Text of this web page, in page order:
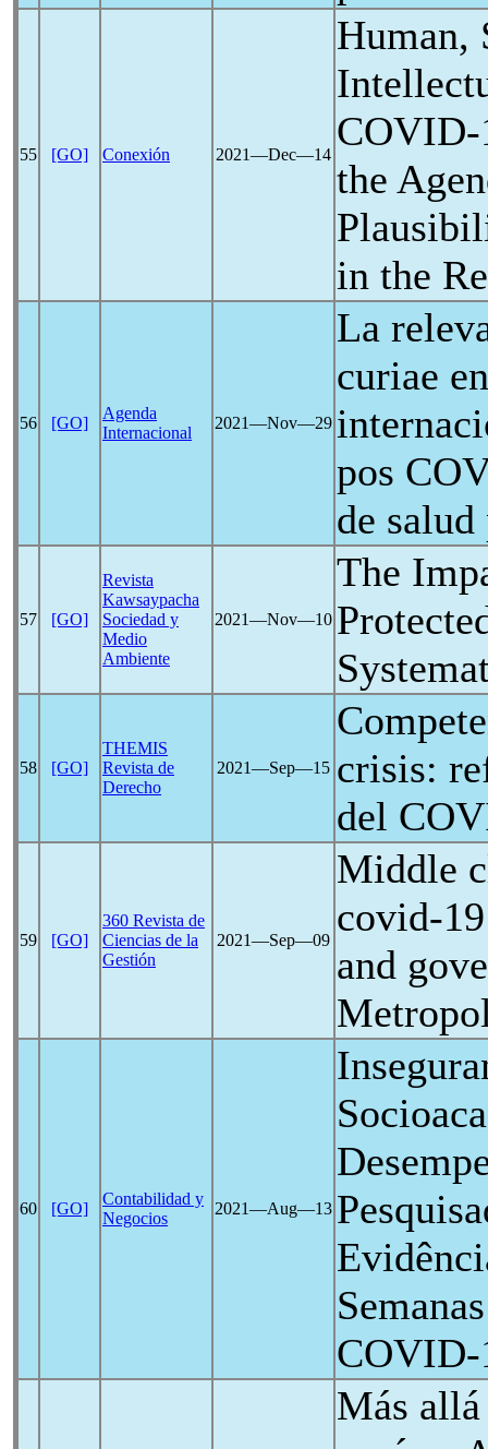
55 [GO] Conexión 2021―Dec―14
Human,
COVID-
the
in the
56 [GO]
Agenda
Internacional
2021―Nov―29
La
curiae
pos
de
57 [GO]
Revista
Kawsaypacha
Sociedad y
Medio
Ambiente
2021―Nov―10
The
58 [GO]
THEMIS
Revista de
Derecho
2021―Sep―15 crisis:
del
59 [GO]
360 Revista de
Ciencias de la
Gestión
2021―Sep―09
Middle
covid-19
and
60 [GO]
Contabilidad y
Negocios
2021―Aug―13
COVID-
Más allá